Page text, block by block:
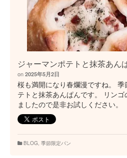
ジャーマンポテトと抹茶あん
on 2025年5月2日
桜も満開になり春爛漫ですね。
テトと抹茶あんぱんです。 リン
ましたので是非お試しください。
BLOG 季節限定パン